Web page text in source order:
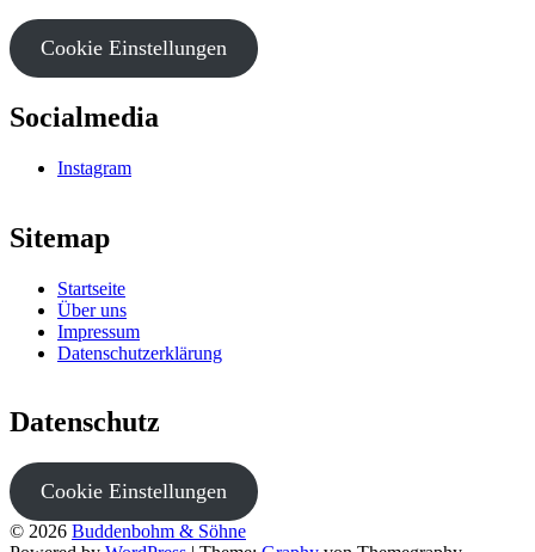
Cookie Einstellungen
Socialmedia
Instagram
Sitemap
Startseite
Über uns
Impressum
Datenschutzerklärung
Datenschutz
Cookie Einstellungen
© 2026 Buddenbohm & Söhne